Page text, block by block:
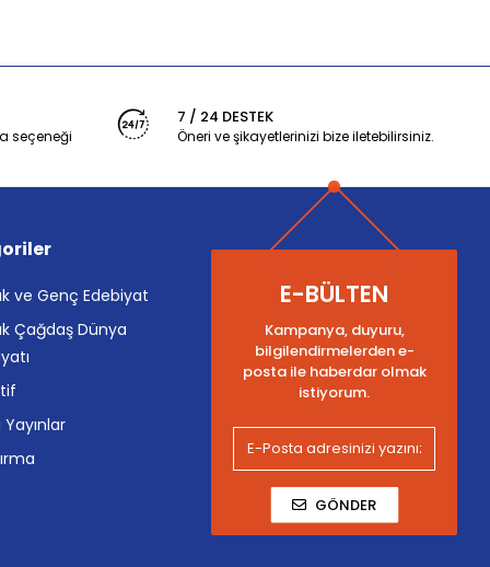
seçeneği
7 / 24 DESTEK
Öneri ve şikayetlerinizi bize iletebilirsiniz.
ve Genç Edebiyat
Çağdaş Dünya
Yayınlar
E-BÜLTEN
Kampanya, duyuru,
bilgilendirmelerden e-
posta ile haberdar olmak
istiyorum.
GÖNDER